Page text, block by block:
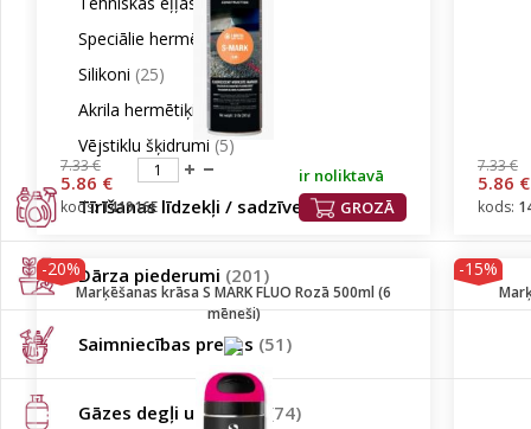
Speciālie hermētiķi(16)
Silikoni (25)
Akrila hermētiķi
(4)
Vējstiklu šķidrumi (5)
Tīrīšanas līdzekļi / sadzīves ķīmija(16)
Dārza piederumi (201)
Saimniecības preces (51)
Gāzes degļi un baloni (74)
7.33 €
5.86 €
ir noliktavā
GROZĀ
kods:141916E
7.33 €
5.86 €
kods:
-20%
Marķēšanas krāsa S MARK FLUO Rozā 500ml (6
mēneši)
-15%